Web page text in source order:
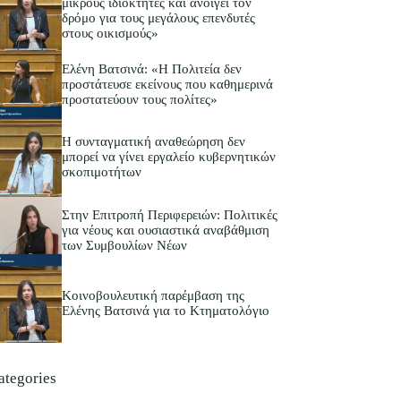
μικρούς ιδιοκτήτες και ανοίγει τον
δρόμο για τους μεγάλους επενδυτές
στους οικισμούς»
Ελένη Βατσινά: «Η Πολιτεία δεν
προστάτευσε εκείνους που καθημερινά
προστατεύουν τους πολίτες»
Η συνταγματική αναθεώρηση δεν
μπορεί να γίνει εργαλείο κυβερνητικών
σκοπιμοτήτων
Στην Επιτροπή Περιφερειών: Πολιτικές
για νέους και ουσιαστικά αναβάθμιση
των Συμβουλίων Νέων
Κοινοβουλευτική παρέμβαση της
Ελένης Βατσινά για το Κτηματολόγιο